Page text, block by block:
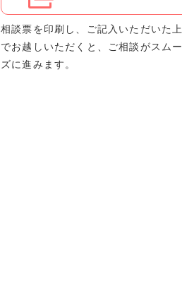
相談票を印刷し、ご記入いただいた上
でお越しいただくと、ご相談がスムー
ズに進みます。